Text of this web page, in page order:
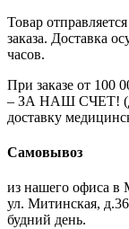
Товар
заказа. Доставка
часов.
При заказе от 100
– ЗА НАШ СЧЕТ!
доставку
Самовывоз
из нашего офиса в
ул. Митинская,
будний день.